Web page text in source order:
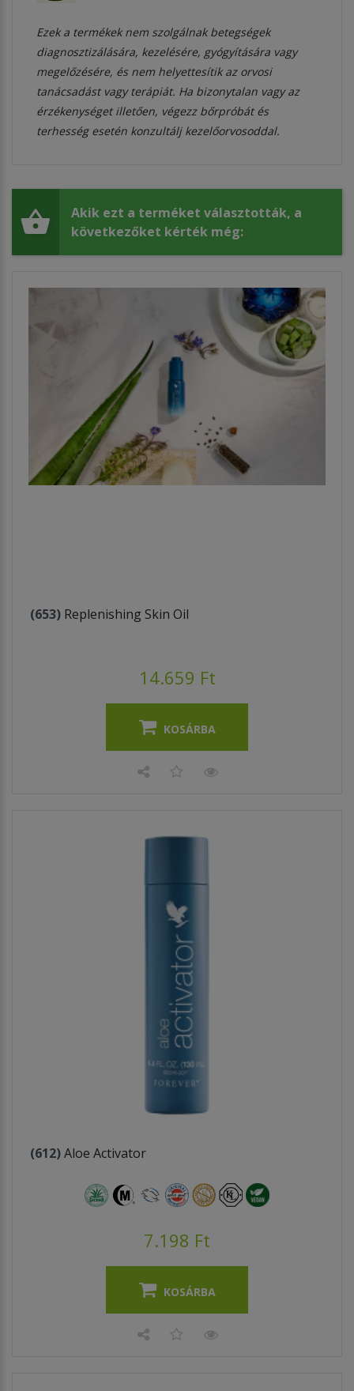
Ezek a termékek nem szolgálnak betegségek
diagnosztizálására, kezelésére, gyógyítására vagy
megelőzésére, és nem helyettesítik az orvosi
tanácsadást vagy terápiát. Ha bizonytalan vagy az
érzékenységet illetően, végezz bőrpróbát és
terhesség esetén konzultálj kezelőorvosoddal.
Akik ezt a terméket választották, a
következőket kérték még:
(653) Replenishing Skin Oil
14.659 Ft
KOSÁRBA
(612)Aloe Activator
7.198 Ft
KOSÁRBA